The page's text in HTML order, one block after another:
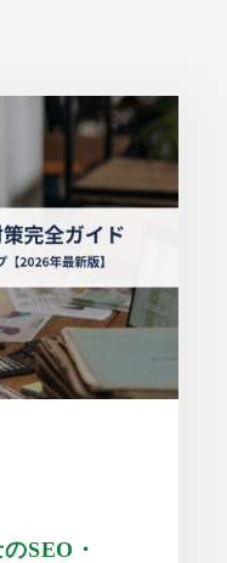
SEO・